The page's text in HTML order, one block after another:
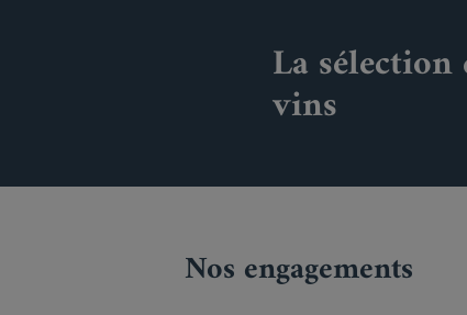
La sélection
vins
Nos engagements